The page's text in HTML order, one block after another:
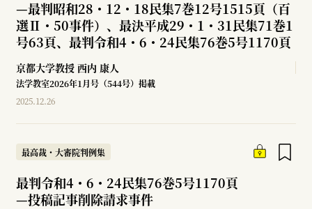
—最判昭和28・12・18民集7巻12号1515頁（百
選Ⅱ・50事件）、最決平成29・1・31民集71巻1
号63頁、最判令和4・6・24民集76巻5号1170頁
京都大学教授 西内 康人
法学教室2026年1月号（544号）掲載
2025.12.26
最高裁・大審院判例集
最判令和4・6・24民集76巻5号1170頁
—投稿記事削除請求事件